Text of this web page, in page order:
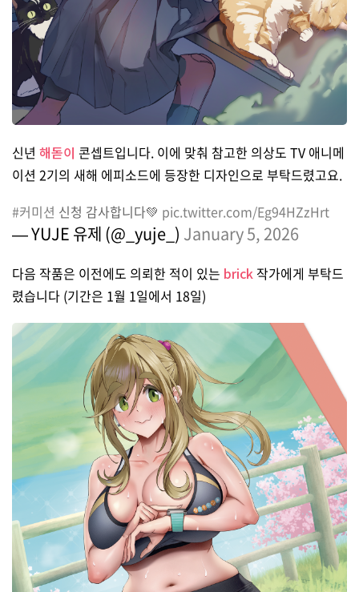
신년 해돋이 콘셉트입니다. 이에 맞춰 참고한 의상도 TV 애니메
이션 2기의 새해 에피소드에 등장한 디자인으로 부탁드렸고요.
#커미션 신청 감사합니다💚 pic.twitter.com/Eg94HZzHrt
— YUJE 유제 (@_yuje_) January 5, 2026
다음 작품은 이전에도 의뢰한 적이 있는 brick 작가에게 부탁드
렸습니다 (기간은 1월 1일에서 18일)